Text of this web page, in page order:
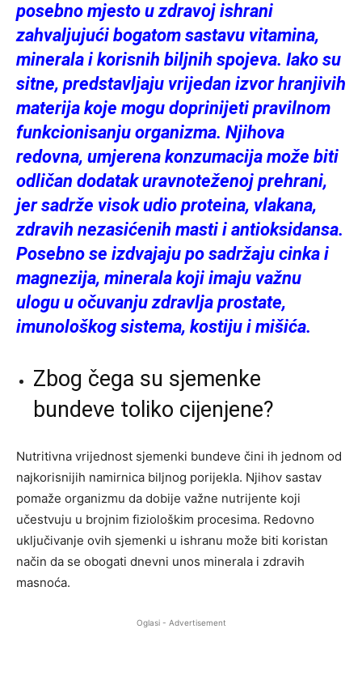
posebno mjesto u zdravoj ishrani
zahvaljujući bogatom sastavu vitamina,
minerala i korisnih biljnih spojeva. Iako su
sitne, predstavljaju vrijedan izvor hranjivih
materija koje mogu doprinijeti pravilnom
funkcionisanju organizma. Njihova
redovna, umjerena konzumacija može biti
odličan dodatak uravnoteženoj prehrani,
jer sadrže visok udio proteina, vlakana,
zdravih nezasićenih masti i antioksidansa.
Posebno se izdvajaju po sadržaju cinka i
magnezija, minerala koji imaju važnu
ulogu u očuvanju zdravlja prostate,
imunološkog sistema, kostiju i mišića.
Zbog čega su sjemenke
bundeve toliko cijenjene?
Nutritivna vrijednost sjemenki bundeve čini ih jednom od
najkorisnijih namirnica biljnog porijekla. Njihov sastav
pomaže organizmu da dobije važne nutrijente koji
učestvuju u brojnim fiziološkim procesima. Redovno
uključivanje ovih sjemenki u ishranu može biti koristan
način da se obogati dnevni unos minerala i zdravih
masnoća.
Oglasi - Advertisement